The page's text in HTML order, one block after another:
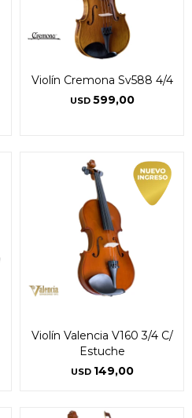
Violín Cremona Sv588 4/4
USD 599,00
Violín Valencia V160 3/4 C/
Estuche
USD 149,00